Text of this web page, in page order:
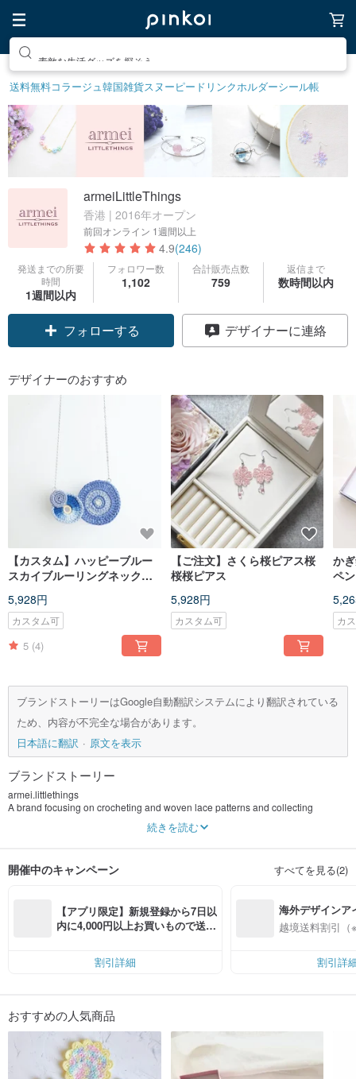
送料無料コラージュ韓国雑貨スヌーピー ドリンクホルダーシール帳
armeiLittleThings
香港 | 2016年オープン
前回オンライン 1週間以上
4.9(246)
発送までの所要
時間
1週間以内
フォロワー数
1,102
合計販売点数
759
返信まで
数時間以内
クーポン取得
デザイナーに連絡
デザイナーのおすすめ
【カスタム】ハッピーブルー
スカイブルーリングネックレ
クレス
5,928円
カスタム可
5 (4)
【ご注文】さくら桜ピアス桜
桜桜ピアス
5,928円
カスタム可
か
ペ
カ
ブランドストーリーはGoogle自動翻訳システムにより翻訳されている
ため、内容が不完全な場合があります。
日本語に翻訳
原文を表示
ブランドストーリー
armei.littlethings
A brand focusing on crocheting and woven lace patterns and collecting
exquisite small objects to produce high-quality accessories.
durable and durable.
続きを読む
開催中のキャンペーン すべてを見る(2)
【アプリ限定】新規登録から7日以
内に4,000円以上お買いもので送料
割引詳細
海外デザインア
入
越境送料割引（
割引詳
おすすめの人気商品